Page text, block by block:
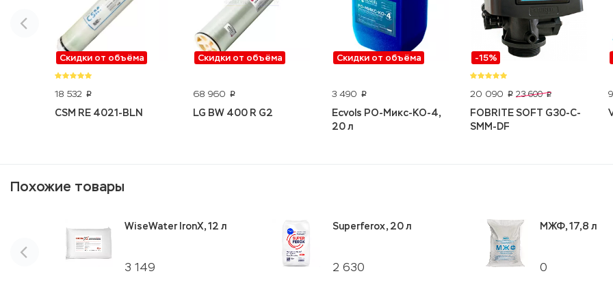
Скидки от объёма
18 532 p
CSM RE 4021-BLN
Скидки от объёма
68 960 p
LG BW 400 R G2
Скидки от объёма
3 490 p
Ecvols РО-Микс-КО-4,
20 л
-15%
20 090 p 23 600 p
FOBRITE SOFT G30-С-
SMM-DF
Похожие товары
3 149
WiseWater IronX, 12 л
2 630
Superferox, 20 л
0
МЖФ, 17,8 л